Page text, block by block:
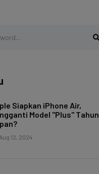
Siapkan iPhone Air,
Model "Plus" Tahun
Aug 12, 2024